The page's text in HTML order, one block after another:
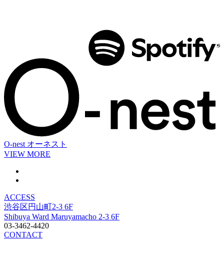
O-nest オーネスト
VIEW MORE
ACCESS
渋谷区円山町2-3 6F
Shibuya Ward Maruyamacho 2-3 6F
03-3462-4420
CONTACT